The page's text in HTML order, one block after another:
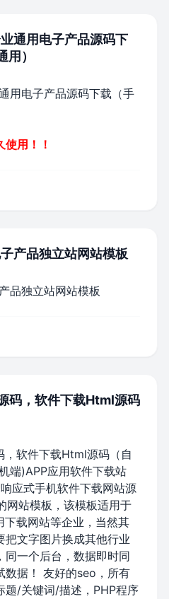
通用电子产品源码下
）
用电子产品源码下载（手
用！！
产品独立站网站模板
品独立站网站模板
码，软件下载Html源码
，软件下载Html源码（自
端)APP应用软件下载站
应式手机软件下载网站源
网站模板，该模板适用于
下载网站等企业，当然其
把文字图片换成其他行业
同一个后台，数据即时同
数据！ 友好的seo，所有
题/关键词/描述，PHP程序